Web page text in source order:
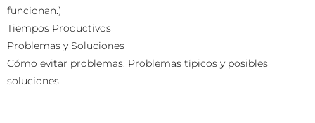
funcionan.)
​Tiempos Productivos
​Problemas y Soluciones
Cómo evitar problemas. Problemas típicos y posibles
soluciones.